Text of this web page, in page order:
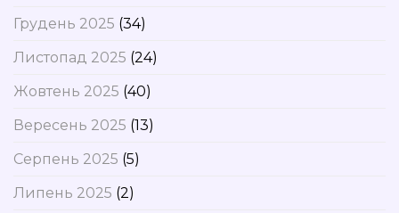
Грудень 2025 (34)
Листопад 2025 (24)
Жовтень 2025 (40)
Вересень 2025 (13)
Серпень 2025 (5)
Липень 2025 (2)